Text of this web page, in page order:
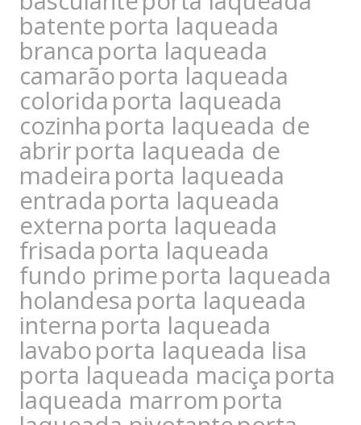
batenteporta laqueada
branca porta laqueada
camarãoporta laqueada
colorida porta laqueada
cozinha porta laqueada de
abrirporta laqueada de
madeira porta laqueada
entrada porta laqueada
externa porta laqueada
frisada porta laqueada
fundo primeporta laqueada
holandesa porta laqueada
interna porta laqueada
lavaboporta laqueada lisa
porta laqueada maciça porta
laqueada marrom porta